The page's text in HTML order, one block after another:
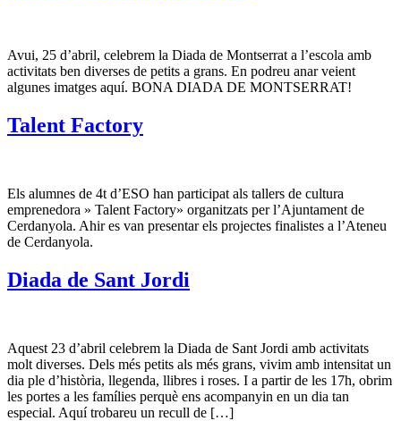
Avui, 25 d’abril, celebrem la Diada de Montserrat a l’escola amb
activitats ben diverses de petits a grans. En podreu anar veient
algunes imatges aquí. BONA DIADA DE MONTSERRAT!
Talent Factory
Els alumnes de 4t d’ESO han participat als tallers de cultura
emprenedora » Talent Factory» organitzats per l’Ajuntament de
Cerdanyola. Ahir es van presentar els projectes finalistes a l’Ateneu
de Cerdanyola.
Diada de Sant Jordi
Aquest 23 d’abril celebrem la Diada de Sant Jordi amb activitats
molt diverses. Dels més petits als més grans, vivim amb intensitat un
dia ple d’història, llegenda, llibres i roses. I a partir de les 17h, obrim
les portes a les famílies perquè ens acompanyin en un dia tan
especial. Aquí trobareu un recull de […]